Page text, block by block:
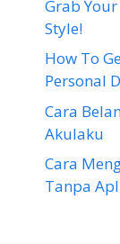
Grab
Style!
How To
Personal
Cara
Akulaku
Cara
Tanpa